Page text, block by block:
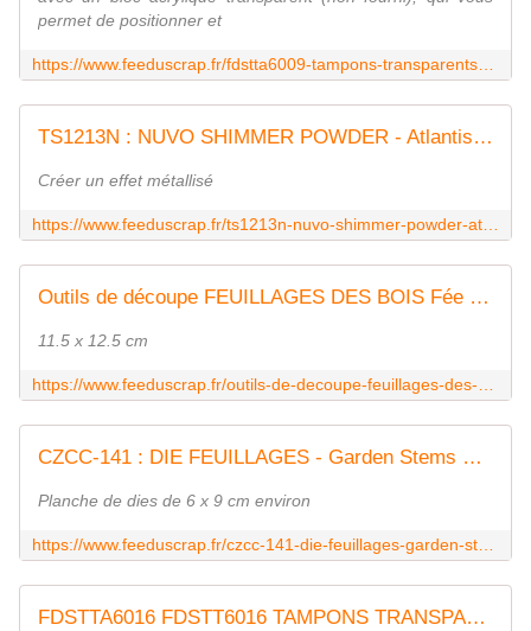
permet de positionner et
TS1213N : NUVO SHIMMER POWDER - Atlantis Burst fee du scrap
Créer un effet métallisé
Outils de découpe FEUILLAGES DES BOIS Fée du Scrap
11.5 x 12.5 cm
CZCC-141 : DIE FEUILLAGES - Garden Stems COTTAGE CUTZ FEE DU SCRAP
Planche de dies de 6 x 9 cm environ
FDSTTA6016 FDSTT6016 TAMPONS TRANSPARENTS A6 LIBELLULES FEE DU SCRAP